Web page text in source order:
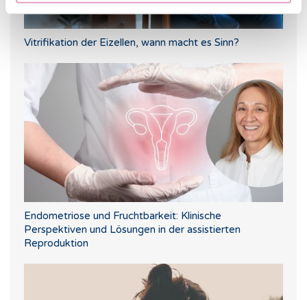
Vitrifikation der Eizellen, wann macht es Sinn?
Endometriose und Fruchtbarkeit: Klinische
Perspektiven und Lösungen in der assistierten
Reproduktion